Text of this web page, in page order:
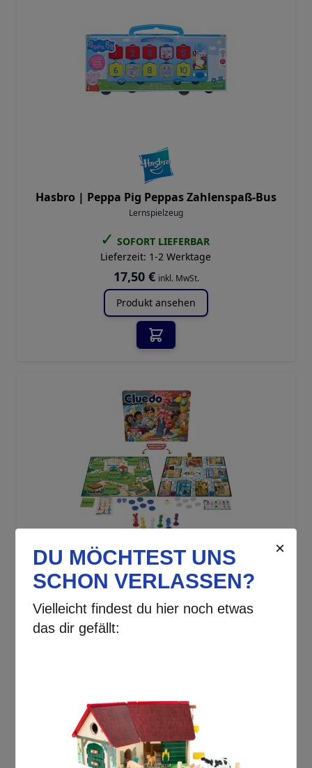
Hasbro | Peppa Pig Peppas Zahlenspaß-Bus
Lernspielzeug
✓ SOFORT LIEFERBAR
Lieferzeit: 1-2 Werktage
17,50 € inkl. MwSt.
Produkt ansehen
Spiel
✓
Produkt ansehen